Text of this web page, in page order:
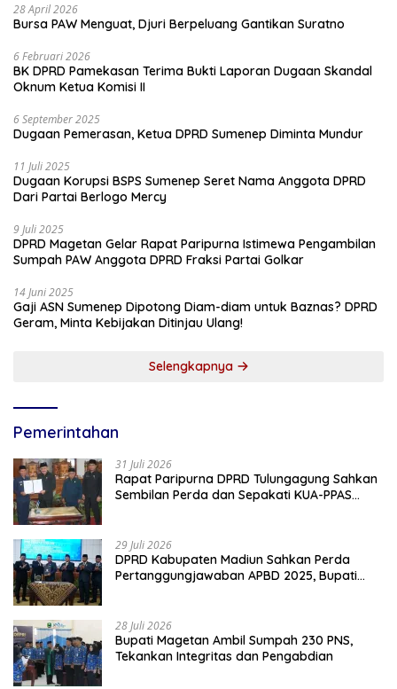
28 April 2026
Bursa PAW Menguat, Djuri Berpeluang Gantikan Suratno
6 Februari 2026
BK DPRD Pamekasan Terima Bukti Laporan Dugaan Skandal
Oknum Ketua Komisi II
6 September 2025
Dugaan Pemerasan, Ketua DPRD Sumenep Diminta Mundur
11 Juli 2025
Dugaan Korupsi BSPS Sumenep Seret Nama Anggota DPRD
Dari Partai Berlogo Mercy
9 Juli 2025
DPRD Magetan Gelar Rapat Paripurna Istimewa Pengambilan
Sumpah PAW Anggota DPRD Fraksi Partai Golkar
14 Juni 2025
Gaji ASN Sumenep Dipotong Diam-diam untuk Baznas? DPRD
Geram, Minta Kebijakan Ditinjau Ulang!
Selengkapnya
Pemerintahan
31 Juli 2026
Rapat Paripurna DPRD Tulungagung Sahkan
Sembilan Perda dan Sepakati KUA-PPAS
29 Juli 2026
DPRD Kabupaten Madiun Sahkan Perda
Pertanggungjawaban APBD 2025, Bupati
28 Juli 2026
Bupati Magetan Ambil Sumpah 230 PNS,
Tekankan Integritas dan Pengabdian